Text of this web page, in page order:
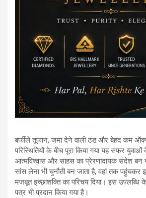
बर्फीले तूफान, जमा देने वाली ठंड और बेहद कम
परिस्थितियों के बीच पूरा किया गया यह सफर
आत्मविश्वास और साहस का प्रेरणादायक संदेश बन
सांस लेना भी चुनौती बन जाता है, वहां तक पहुंचकर
मजबूत इच्छाशक्ति का परिचय दिया। इस उपलब्धि
पत्र भी प्रदान किया गया है।